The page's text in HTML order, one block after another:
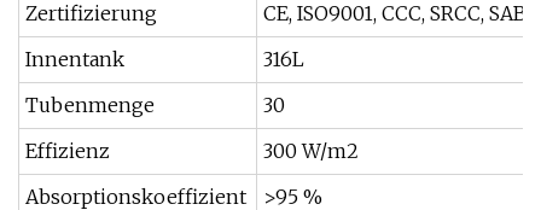
Zertifizierung
CE, ISO9001, CCC, SRCC,
Innentank
316L
Tubenmenge
30
Effizienz
300 W/m2
Absorptionskoeffizient
>95 %